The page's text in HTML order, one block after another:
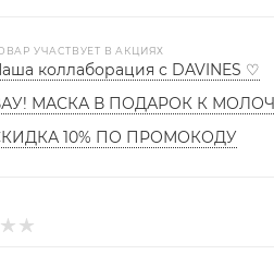
УЧАСТВУЕТ В АКЦИЯХ
коллаборация с DAVINES ♡
МАСКА В ПОДАРОК К
10% ПО ПРОМОКОДУ